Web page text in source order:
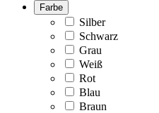
Farbe
Silber
Schwarz
Grau
Weiß
Rot
Blau
Braun